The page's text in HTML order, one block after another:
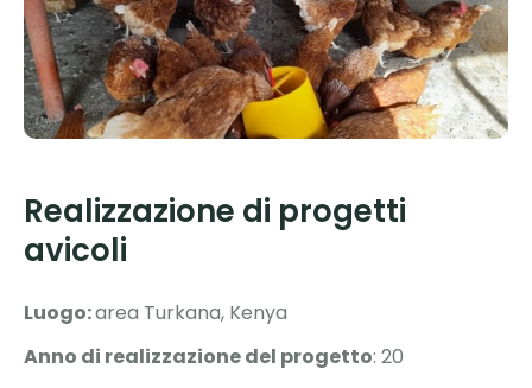
Realizzazione di progetti
avicoli
Luogo:area Turkana, Kenya
Anno di realizzazione del progetto: 20